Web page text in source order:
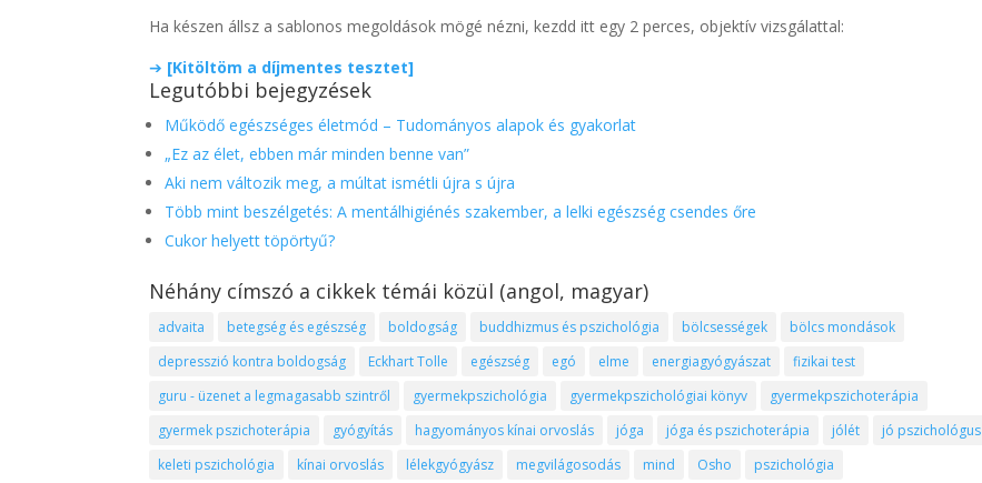
Ha készen állsz a sablonos megoldások mögé nézni, kezdd itt egy 2 perces, objektív vizsgálattal:
➔ [Kitöltöm a díjmentes tesztet]
Legutóbbi bejegyzések
Működő egészséges életmód – Tudományos alapok és gyakorlat
„Ez az élet, ebben már minden benne van”
Aki nem változik meg, a múltat ismétli újra s újra
Több mint beszélgetés: A mentálhigiénés szakember, a lelki egészség csendes őre
Cukor helyett töpörtyű?
Néhány címszó a cikkek témái közül (angol, magyar)
advaita betegség és egészség boldogság buddhizmus és pszichológia bölcsességek
bölcs mondások
depresszió kontra boldogság
Eckhart Tolle egészség egó elme energiagyógyászat
fizikai test
guru - üzenet a legmagasabb szintről
gyermekpszichológia gyermekpszichológiai könyv
gyermekpszichoterápia
gyermek pszichoterápia
gyógyítás hagyományos kínai orvoslás jóga jóga és pszichoterápia jólét
jó pszichológus
keleti pszichológia
kínai orvoslás lélekgyógyász megvilágosodás mind Osho
pszichológia